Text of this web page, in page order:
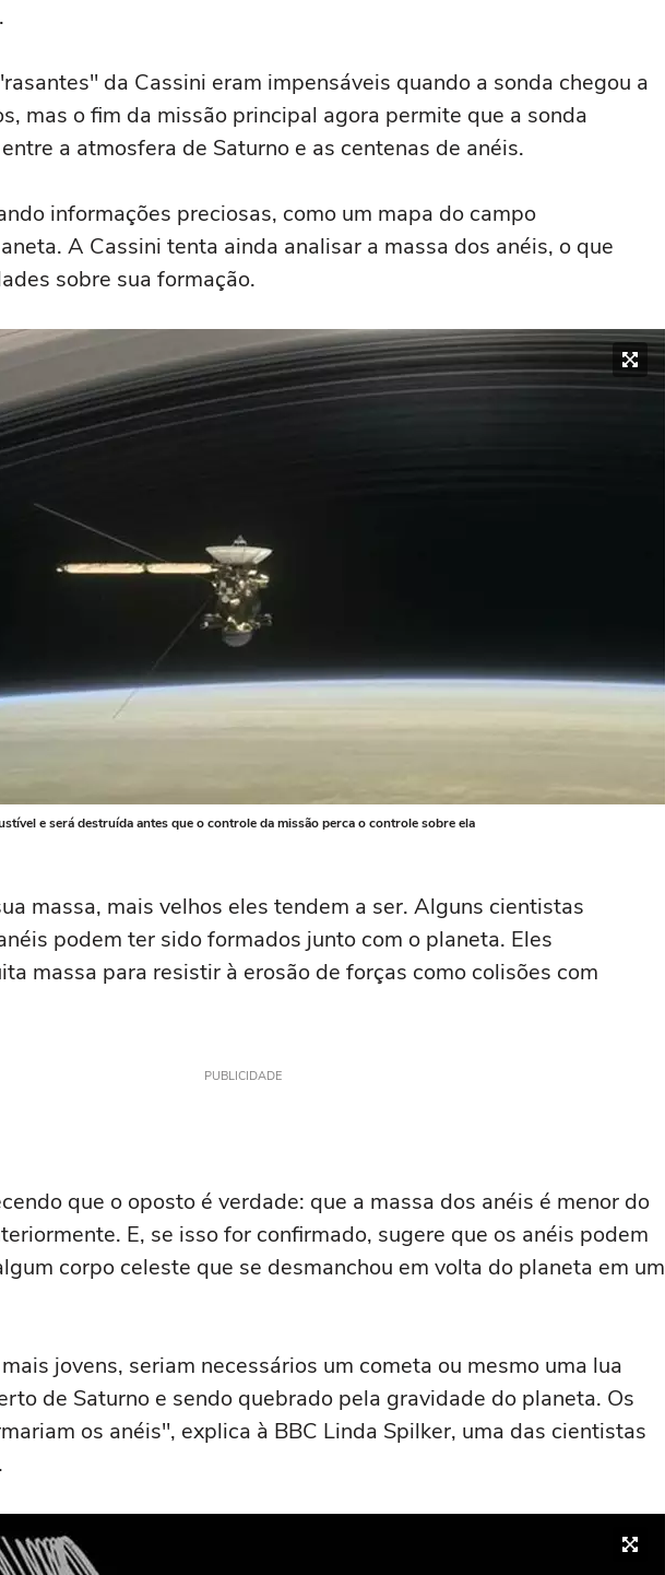
da Cassini eram impensáveis quando a sonda chegou a
mas o fim da missão principal agora permite que a sonda
a atmosfera de Saturno e as centenas de anéis.
informações preciosas, como um mapa do campo
A Cassini tenta ainda analisar a massa dos anéis, o que
sobre sua formação.
e será destruída antes que o controle da missão perca o controle sobre ela
massa, mais velhos eles tendem a ser. Alguns cientistas
podem ter sido formados junto com o planeta. Eles
massa para resistir à erosão de forças como colisões com
PUBLICIDADE
que o oposto é verdade: que a massa dos anéis é menor do
E, se isso for confirmado, sugere que os anéis podem
corpo celeste que se desmanchou em volta do planeta em um
jovens, seriam necessários um cometa ou mesmo uma lua
de Saturno e sendo quebrado pela gravidade do planeta. Os
os anéis", explica à BBC Linda Spilker, uma das cientistas